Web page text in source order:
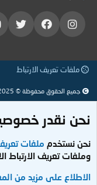
ملفات تعريف الارتباط
جميع الحقوق محفوظة © 2025
نحن نقدر
نحن نستخدم ملفات
وملفات تعريف الارتباط
الاطلاع على مزيد من